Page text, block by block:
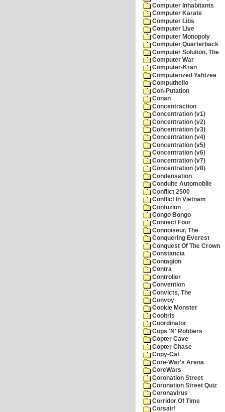
Computer Inhabitants
Computer Karate
Computer Libs
Computer Live
Computer Monopoly
Computer Quarterback
Computer Solution, The
Computer War
Computer-Kran
Computerized Yahtzee
Computhello
Con-Putation
Conan
Concentraction
Concentration (v1)
Concentration (v2)
Concentration (v3)
Concentration (v4)
Concentration (v5)
Concentration (v6)
Concentration (v7)
Concentration (v8)
Condensation
Conduite Automobile
Conflict 2500
Conflict In Vietnam
Confuzion
Congo Bongo
Connect Four
Connoiseur, The
Conquering Everest
Conquest Of The Crown
Constancia
Contagion
Contra
Controller
Convention
Convicts, The
Convoy
Cookie Monster
Cooltris
Coordinator
Cops 'N' Robbers
Copter Cave
Copter Chase
Copy-Cat
Core-War's Arena
CoreWars
Coronation Street
Coronation Street Quiz
Coronavirus
Corridor Of Time
Corsair!